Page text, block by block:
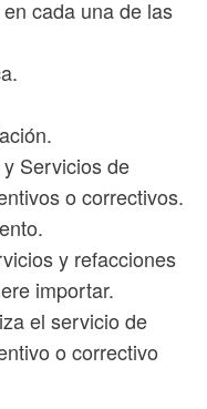
cada una de las
Servicios de
o correctivos.
y refacciones
importar.
el servicio de
o correctivo